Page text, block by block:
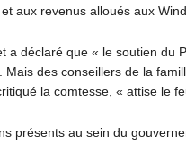
aux revenus alloués aux
a déclaré que « le soutien du
Mais des conseillers de la
la comtesse, « attise le
présents au sein du